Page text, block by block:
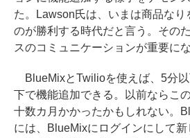
た。Lawson氏は、いまは商品なり
のが勝利する時代だと言う。その
スのコミュニケーションが重要にな
BlueMixとTwilioを使えば、5分
下で機能追加できる。以前ならこ
十数カ月かかったかもしれない。
には、BlueMixにログインにして